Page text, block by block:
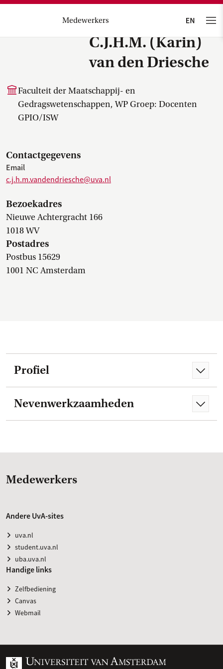
Medewerkers
C.J.H.M. (Karin)
van den Driesche
Faculteit der Maatschappij- en
Gedragswetenschappen, WP Groep: Docenten
GPIO/ISW
Contactgegevens
Email
c.j.h.m.vandendriesche@uva.nl
Bezoekadres
Nieuwe Achtergracht 166
1018 WV
Postadres
Postbus 15629
1001 NC Amsterdam
Profiel
Nevenwerkzaamheden
Medewerkers
Andere UvA-sites
uva.nl
student.uva.nl
uba.uva.nl
Handige links
Zelfbediening
Canvas
Webmail